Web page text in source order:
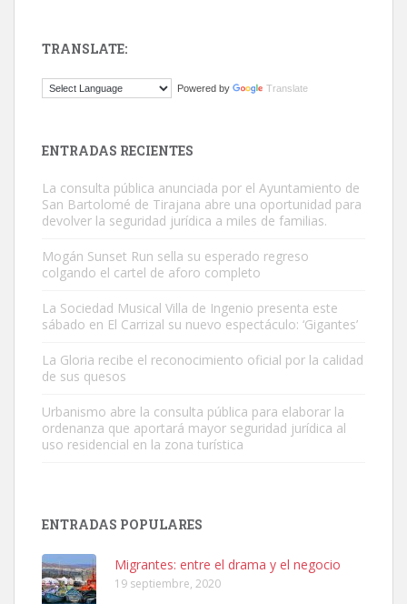
Este gato macho ha aparecido en la calle hace menos de un mes,
Adopción urgente
Busco adopción responsable para mi perra. Pastor alemán,
hembra, 4 años. Por motivos personales ...
Leales.org » Gran Canaria
TRANSLATE:
Powered by Translate
ENTRADAS RECIENTES
La consulta pública anunciada por el Ayuntamiento de
San Bartolomé de Tirajana abre una oportunidad para
devolver la seguridad jurídica a miles de familias.
Mogán Sunset Run sella su esperado regreso
colgando el cartel de aforo completo
La Sociedad Musical Villa de Ingenio presenta este
sábado en El Carrizal su nuevo espectáculo: ‘Gigantes’
La Gloria recibe el reconocimiento oficial por la calidad
de sus quesos
Urbanismo abre la consulta pública para elaborar la
ordenanza que aportará mayor seguridad jurídica al
uso residencial en la zona turística
ENTRADAS POPULARES
Migrantes: entre el drama y el negocio
19 septiembre, 2020